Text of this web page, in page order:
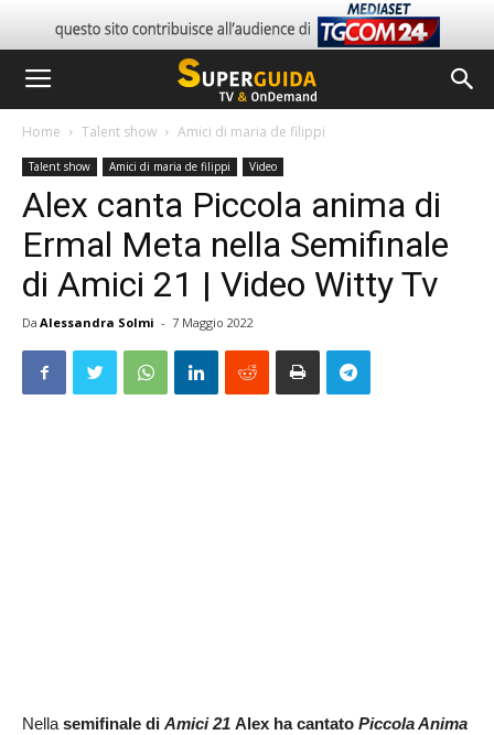
Home Talent show Amici di maria de filippi
Talent show Amici di maria de filippi Video
Alex canta Piccola anima di
Ermal Meta nella Semifinale
di Amici 21 | Video Witty Tv
Da Alessandra Solmi - 7 Maggio 2022
Nellasemifinale di Amici 21 Alex ha cantato Piccola Anima